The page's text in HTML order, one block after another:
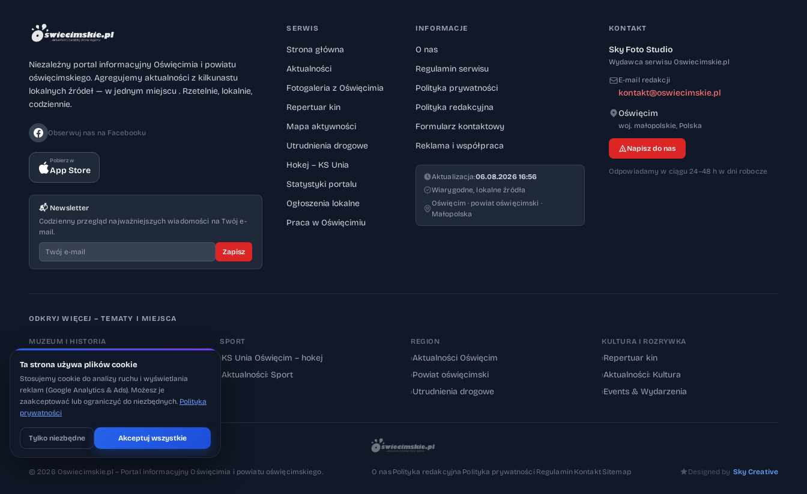
Niezależny portal informacyjny Oświęcimia i powiatu
oświęcimskiego. Agregujemy aktualności z kilkunastu
lokalnych źródeł — w jednym miejscu . Rzetelnie, lokalnie,
codziennie.
Obserwuj nas na Facebooku
Pobierz w
App Store
📬 Newsletter
Codzienny przegląd najważniejszych wiadomości na Twój e-
mail.
Zapisz
SERWIS
Strona główna
Aktualności
Fotogaleria z Oświęcimia
Repertuar kin
Mapa aktywności
Utrudnienia drogowe
Hokej – KS Unia
Statystyki portalu
Ogłoszenia lokalne
Praca w Oświęcimiu
INFORMACJE
O nas
Regulamin serwisu
Polityka prywatności
Polityka redakcyjna
Formularz kontaktowy
Reklama i współpraca
Aktualizacja:06.08.2026 16:56
Wiarygodne, lokalne źródła
Oświęcim · powiat oświęcimski ·
Małopolska
KONTAKT
Sky Foto Studio
Wydawca serwisu Oswiecimskie.pl
E-mail redakcji
kontakt@oswiecimskie.pl
Oświęcim
woj. małopolskie, 32-600
Polska
Napisz do nas
Odpowiadamy w ciągu 24–48 h w dni robocze
ODKRYJ WIĘCEJ – TEMATY I MIEJSCA
MUZEUM I HISTORIA
› Aktualności: Muzeum
›Aktualności: Historia
SPORT
›KS Unia Oświęcim – hokej
Aktualności: Sport
REGION
›Aktualności Oświęcim
›Powiat oświęcimski
›Utrudnienia drogowe
KULTURA I ROZRYWKA
›Repertuar kin
›Aktualności: Kultura
›Events & Wydarzenia
© 2026 Oswiecimskie.pl – Portal informacyjny Oświęcimia i powiatu oświęcimskiego. O nas·Polityka redakcyjna·Polityka prywatności·Regulamin·Kontakt·Sitemap Designed by Sky Creative
Ta strona używa plików cookie
Stosujemy cookie do analizy ruchu i wyświetlania
reklam (Google Analytics & Ads). Możesz je
zaakceptować lub ograniczyć do niezbędnych. Polityka
prywatności
Tylko niezbędne Akceptuj wszystkie
Pobierz na iOS